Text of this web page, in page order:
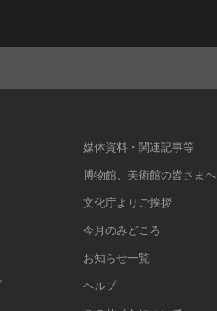
媒体資料・関連記事等
博物館、美術館の皆さまへ
文化庁よりご挨拶
今月のみどころ
お知らせ一覧
ヘルプ